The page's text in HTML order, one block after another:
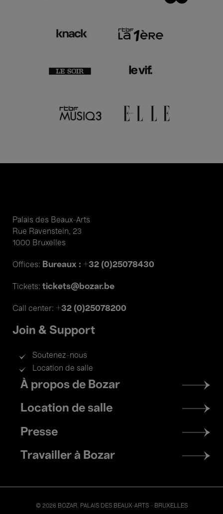
Palais des Beaux-Arts
Rue Ravenstein, 23
1000 Bruxelles
Offices: Bureaux : +32 (0)25078430
Tickets: tickets@bozar.be
Call center: +32 (0)25078200
Join & Support
Soutenez-nous
Location de salle
Footer
menu
À propos de Bozar
Location de salle
Presse
Travailler à Bozar
© 2026 BOZAR. PALAIS DES BEAUX-ARTS - BRUXELLES